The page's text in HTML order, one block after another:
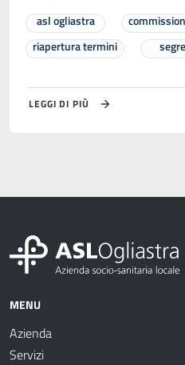
asl ogliastra
riapertura termini
LEGGI DI PIÙ
MENU
Azienda
Servizi